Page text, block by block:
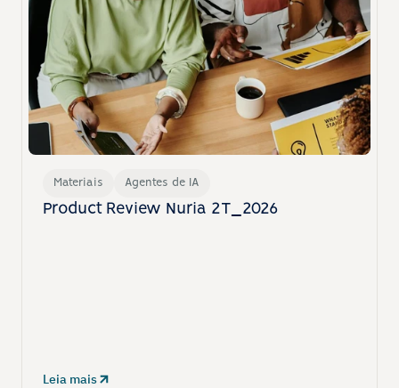
Materiais Agentes de IA
Product Review Nuria 2T_2026
Leia mais